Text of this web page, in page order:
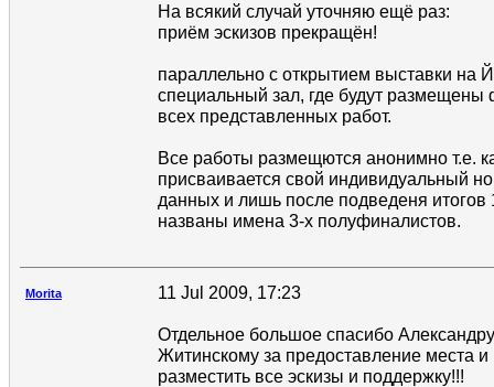
На всякий случай уточняю ещё раз:
приём эскизов прекращён!
параллельно с открытием выставки на
специальный зал, где будут размещены
всех представленных работ.
Все работы размещются анонимно т.е.
присваивается свой индивидуальный
данных и лишь после подведеня итогов
названы имена 3-х полуфиналистов.
Morita 11 Jul 2009, 17:23
Отдельное большое спасибо
Житинскому за предоставление места
разместить все эскизы и поддержку!!!